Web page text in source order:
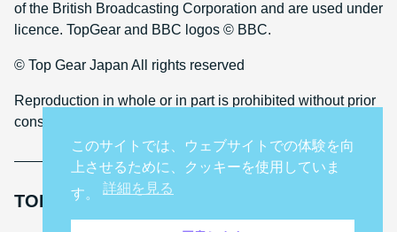
of the British Broadcasting Corporation and are used under
licence. TopGear and BBC logos © BBC.
© Top Gear Japan All rights reserved
Reproduction in whole or in part is prohibited without prior
consent
TOP GEAR INTERNATIONAL SITES
このサイトでは、ウェブサイトでの体験を向
上させるために、クッキーを使用していま
す。 詳細を見る